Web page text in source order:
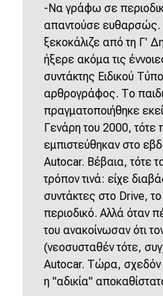
-Να γράφω σε
απαντούσε ευθαρσώς.
ξεκοκάλιζε από τη Γ'
ήξερε ακόμα τις
συντάκτης Ειδικού
αρθρογράφος. Το
πραγματοποιήθηκε
Γενάρη του 2000, τότε
εμπιστεύθηκαν στο
Autocar. Βέβαια, τότε
τρόπον τινά: είχε
συντάκτες στο Drive,
περιοδικό. Αλλά όταν
του ανακοίνωσαν ότι
(νεοσυσταθέν τότε,
Autocar. Τώρα, σχεδόν
η "αδικία"